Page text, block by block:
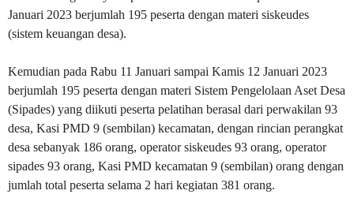
Januari 2023 berjumlah 195 peserta dengan materi siskeudes
(sistem keuangan desa).
Kemudian pada Rabu 11 Januari sampai Kamis 12 Januari 2023
berjumlah 195 peserta dengan materi Sistem Pengelolaan Aset Desa
(Sipades) yang diikuti peserta pelatihan berasal dari perwakilan 93
desa, Kasi PMD 9 (sembilan) kecamatan, dengan rincian perangkat
desa sebanyak 186 orang, operator siskeudes 93 orang, operator
sipades 93 orang, Kasi PMD kecamatan 9 (sembilan) orang dengan
jumlah total peserta selama 2 hari kegiatan 381 orang.